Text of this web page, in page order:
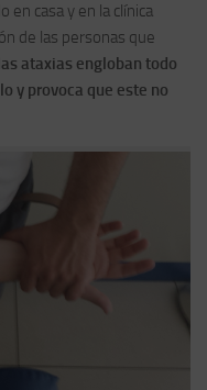
casa y en la clínica
de las personas que
ataxias engloban todo
y provoca que este no